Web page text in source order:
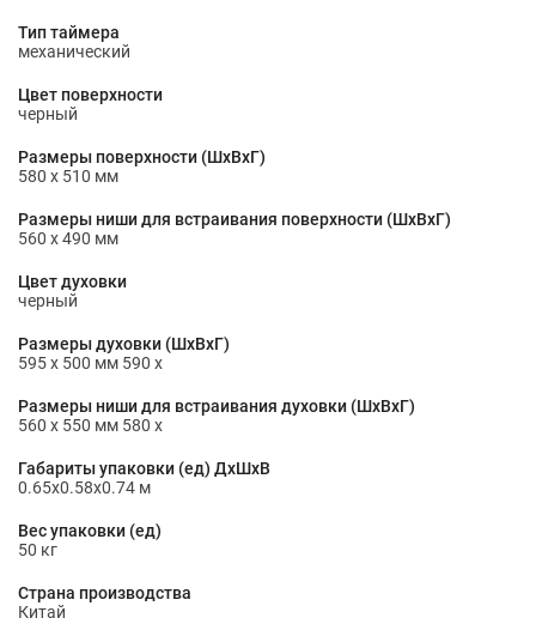
Тип таймера
механический
Цвет поверхности
черный
Размеры поверхности (ШхВхГ)
580 x 510 мм
Размеры ниши для встраивания поверхности (ШхВxГ)
560 x 490 мм
Цвет духовки
черный
Размеры духовки (ШхВхГ)
595 x 500 мм 590 x
Размеры ниши для встраивания духовки (ШхВхГ)
560 x 550 мм 580 x
Габариты упаковки (ед) ДхШхВ
0.65x0.58x0.74 м
Вес упаковки (ед)
50 кг
Страна производства
Китай